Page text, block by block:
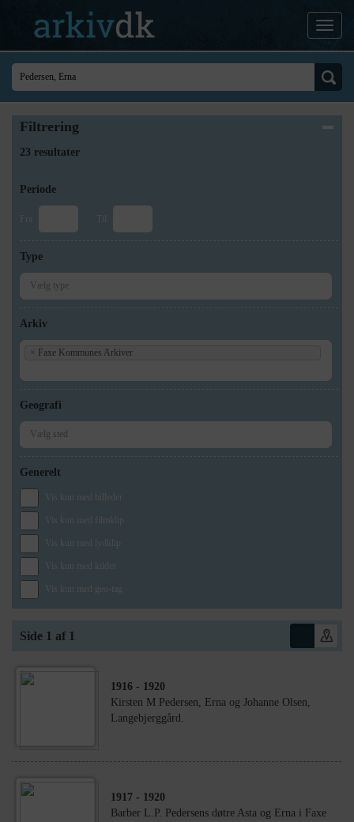
Filtrering
23 resultater
Periode
Fra Til
Type
Arkiv
× Faxe Kommunes Arkiver
Geografi
Generelt
Vis kun med billeder
Vis kun med filmklip
Vis kun med lydklip
Vis kun med kilder
Vis kun med geo-tag
Side 1 af 1
1916 - 1920
Kirsten M Pedersen, Erna og Johanne Olsen,
Langebjerggård.
1917 - 1920
Barber L.P. Pedersens døtre Asta og Erna i Faxe